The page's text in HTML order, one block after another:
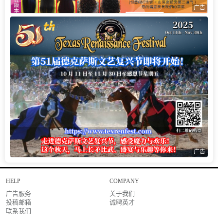
广告
广告
HELP
广告服务
投稿邮箱
联系我们
COMPANY
关于我们
诚聘英才